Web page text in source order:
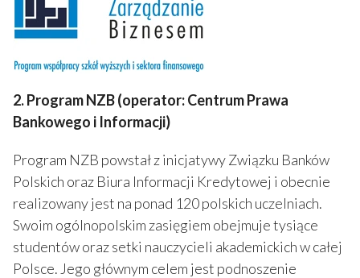
2. Program NZB (operator: Centrum Prawa
Bankowego i Informacji)
Program NZB powstał z inicjatywy Związku Banków
Polskich oraz Biura Informacji Kredytowej i obecnie
realizowany jest na ponad 120 polskich uczelniach.
Swoim ogólnopolskim zasięgiem obejmuje tysiące
studentów oraz setki nauczycieli akademickich w całej
Polsce. Jego głównym celem jest podnoszenie